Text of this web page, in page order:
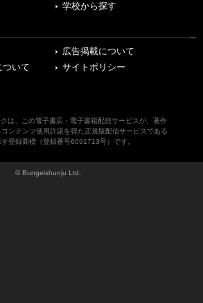
学校から探す
広告掲載について
ついて
サイトポリシー
は、この電子書店・電子書籍配信サービスが、著作
ンテンツ使用許諾を得た正規版配信サービスである
す登録商標（登録番号6091713号）です。
© Bungeishunju Ltd.